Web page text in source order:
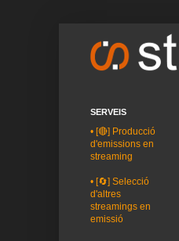
SERVEIS
• [🔴] Producció
d'emissions en
streaming
• [🔄] Selecció
d'altres
streamings en
emissió